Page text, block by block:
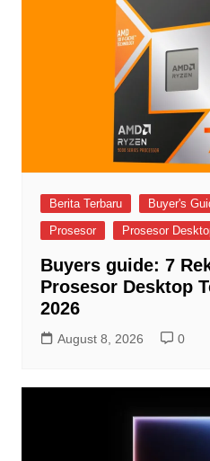
Berita Terbaru Buyer's
Prosesor
Prosesor
Buyers guide: 7
Prosesor Desktop
2026
August 8, 2026 0